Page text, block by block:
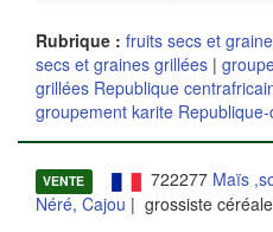
Rubrique : fruits secs et
secs et graines grillées |
grillées Republique
groupement karite
VENTE 722277 Maïs
Néré, Cajou | grossiste